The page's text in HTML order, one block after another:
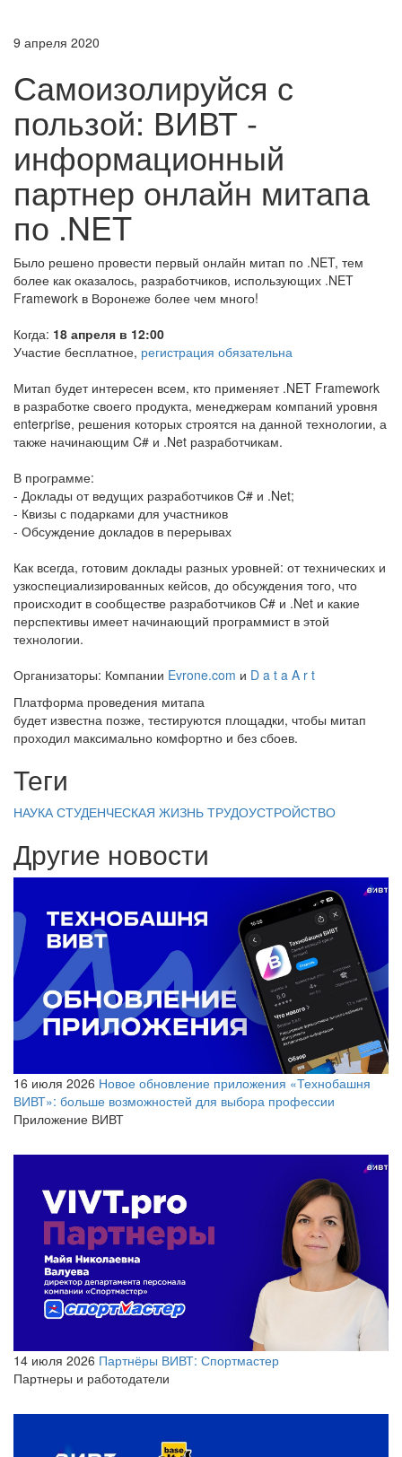
9 апреля 2020
Самоизолируйся с
пользой: ВИВТ -
информационный
партнер онлайн митапа
по .NET
Было решено провести первый онлайн митап по .NET, тем
более как оказалось, разработчиков, использующих .NET
Framework в Воронеже более чем много!
Когда: 18 апреля в 12:00
Участие бесплатное, регистрация обязательна
Митап будет интересен всем, кто применяет .NET Framework
в разработке своего продукта, менеджерам компаний уровня
enterprise, решения которых строятся на данной технологии, а
также начинающим C# и .Net разработчикам.
В программе:
- Доклады от ведущих разработчиков C# и .Net;
- Квизы с подарками для участников
- Обсуждение докладов в перерывах
Как всегда, готовим доклады разных уровней: от технических и
узкоспециализированных кейсов, до обсуждения того, что
происходит в сообществе разработчиков C# и .Net и какие
перспективы имеет начинающий программист в этой
технологии.
Организаторы: Компании Evrone.com и D a t a A r t
Платформа проведения митапа
будет известна позже, тестируются площадки, чтобы митап
проходил максимально комфортно и без сбоев.
Теги
НАУКАСТУДЕНЧЕСКАЯ ЖИЗНЬ ТРУДОУСТРОЙСТВО
Другие новости
16 июля 2026 Новое обновление приложения «Технобашня
ВИВТ»: больше возможностей для выбора профессии
Приложение ВИВТ
14 июля 2026 Партнёры ВИВТ: Спортмастер
Партнеры и работодатели